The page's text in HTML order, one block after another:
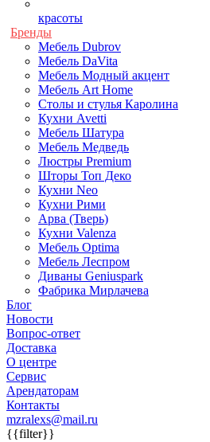
красоты
Бренды
Мебель Dubrov
Мебель DaVita
Мебель Модный акцент
Мебель Art Home
Столы и стулья Каролина
Кухни Avetti
Мебель Шатура
Мебель Медведь
Люстры Premium
Шторы Топ Деко
Кухни Neo
Кухни Рими
Арва (Тверь)
Кухни Valenza
Мебель Optima
Мебель Леспром
Диваны Geniuspark
Фабрика Мирлачева
Блог
Новости
Вопрос-ответ
Доставка
О центре
Сервис
Арендаторам
Контакты
mzralexs@mail.ru
{{filter}}